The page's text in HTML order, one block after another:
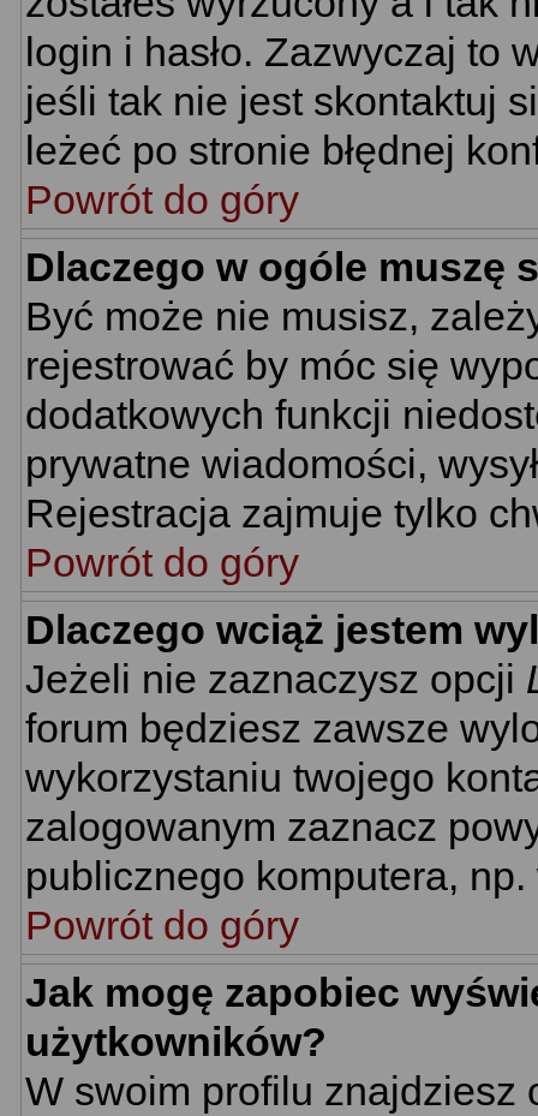
login i hasło. Zazwyczaj to
jeśli tak nie jest skontaktuj
leżeć po stronie błędnej
Powrót do góry
Dlaczego w ogóle muszę
Być może nie musisz,
rejestrować by móc się
dodatkowych funkcji
prywatne wiadomości,
Rejestracja zajmuje tylko
Powrót do góry
Dlaczego wciąż jestem
Jeżeli nie zaznaczysz opcji
forum będziesz zawsze
wykorzystaniu twojego
zalogowanym zaznacz
publicznego komputera,
Powrót do góry
Jak mogę zapobiec
użytkowników?
W swoim profilu znajdziesz